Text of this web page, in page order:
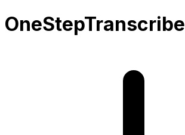
OneStepTranscribe